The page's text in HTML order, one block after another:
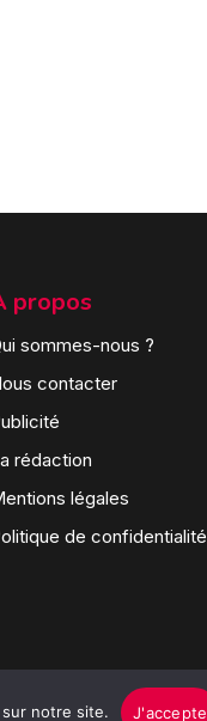
propos
sommes-nous ?
contacter
rédaction
légales
de confidentialité
notre site. J'accepte